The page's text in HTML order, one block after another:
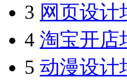
3 网页设计
4 淘宝开店
5 动漫设计